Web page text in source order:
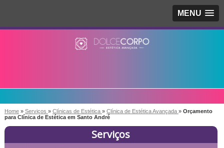
MENU
Home » Serviços » Clínicas de Estética » Clínica de Estética Avançada » Orçamento
para Clínica de Estética em Santo André
Serviços